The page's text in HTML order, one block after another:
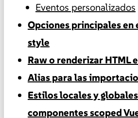
Eventos personalizados
Opciones principales en
style
Raw o renderizar HTML
Alias para las
Estilos locales y
componentes scoped